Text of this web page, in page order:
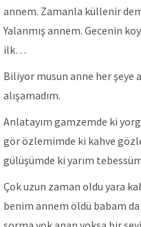
annem. Zamanla küllenir
Yalanmış annem. Gecenin
ilk…
Biliyor musun anne her şeye
alışamadım.
Anlatayım gamzemde ki
gör özlemimde ki kahve
gülüşümde ki yarım
Çok uzun zaman oldu yara
benim annem öldü babam